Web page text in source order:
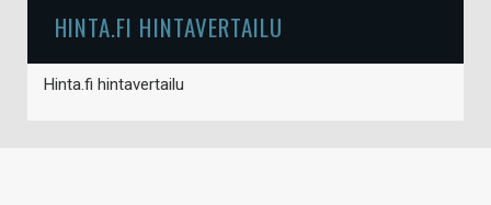
HINTA.FI HINTAVERTAILU
Hinta.fi hintavertailu